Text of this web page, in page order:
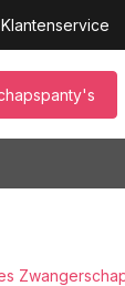
Klantenservice